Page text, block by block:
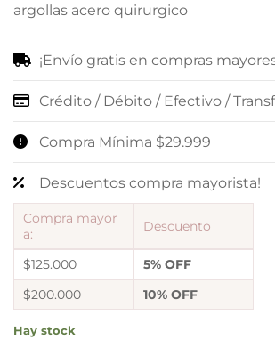
argollas acero quirurgico
¡Envío gratis en compras
Crédito / Débito / Efectivo /
Compra Mínima $29.999
Descuentos compra mayorista!
Compra mayor
a:
Descuento
$125.000
5% OFF
$200.000
10% OFF
Hay stock